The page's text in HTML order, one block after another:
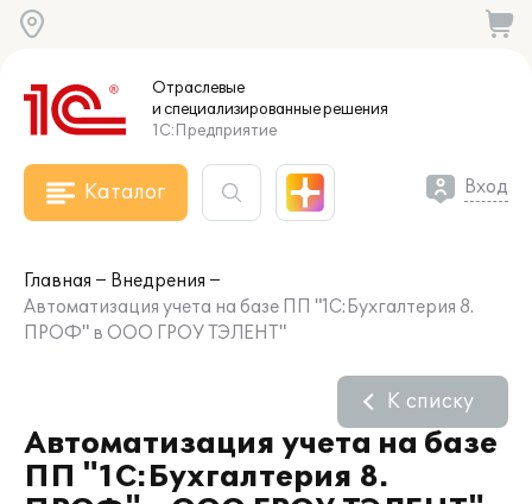
Отраслевые
и специализированныерешения
1С:Предприятие
Каталог Вход
Главная
Внедрения
Автоматизация учета на базе ПП "1С:Бухгалтерия 8.
ПРОФ" в ООО ГРОУ ТЭЛЕНТ"
Автоматизация учета на базе
ПП "1С:Бухгалтерия 8.
К списку